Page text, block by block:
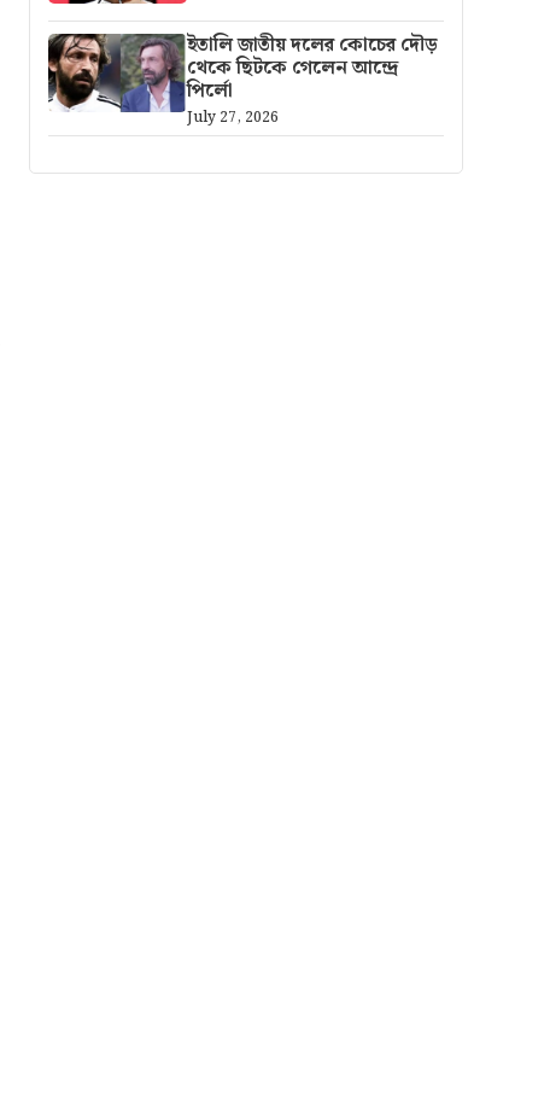
ইতালি জাতীয় দলের কোচের দৌড়
থেকে ছিটকে গেলেন আন্দ্রে
পির্লো
July 27, 2026